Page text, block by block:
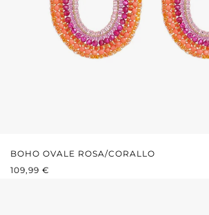
BOHO OVALE ROSA/CORALLO
PREZZO NORMALE:
109,99 €